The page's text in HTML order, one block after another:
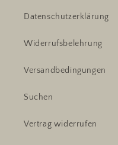
Datenschutzerklärung
Widerrufsbelehrung
Versandbedingungen
Suchen
Vertrag widerrufen